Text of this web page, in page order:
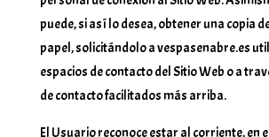
puede, si así lo desea, obtener una copia
papel, solicitándolo a vespasenabre.es
espacios de contacto del Sitio Web o a
de contacto facilitados más arriba.
El Usuario reconoce estar al corriente, en